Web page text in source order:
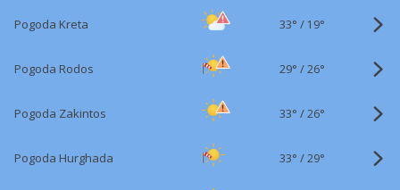
Pogoda Kreta 33° / 19°
Pogoda Rodos 29° /26°
Pogoda Zakintos 33° /26°
Pogoda Hurghada 33° /29°